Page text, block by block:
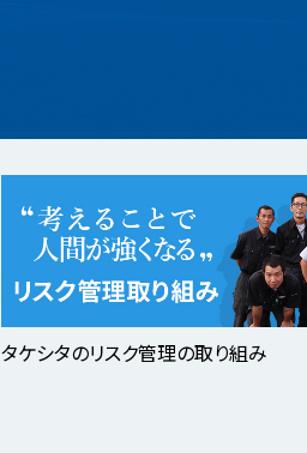
タケシタのリスク管理の取り組み